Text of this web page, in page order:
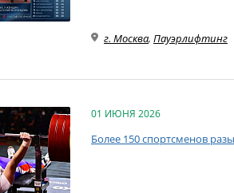
г. Москва, Пауэрлифтинг
01 ИЮНЯ 2026
Более 150 спортсменов